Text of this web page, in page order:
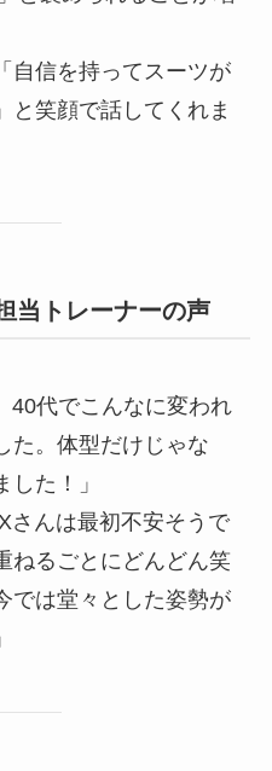
自信を持ってスーツが
と笑顔で話してくれま
当トレーナーの声
40代でこんなに変われ
た。体型だけじゃな
た！」
さんは最初不安そうで
ねるごとにどんどん笑
では堂々とした姿勢が